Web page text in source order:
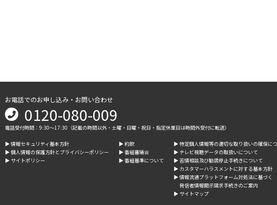
お電話でのお申し込み・お問い合わせ
0120-080-009
電話受付時間：9:30～17:30（記載の時間以外・土曜・日曜・祝日・指定休業日は時間外受付に転送）
▶︎ 情報セキュリティ基本方針
▶︎ 個人情報の保護方針とプライバシーポリシー
▶︎ サイトポリシー
▶︎ 約款
▶︎ 番組審議会
▶︎ 番組基準について
▶︎ 特定個人情報等の適切な取り扱いの確保に
▶︎ テレビ視聴データの取扱いについて
▶︎ 苦情相談及び勧誘停止手続きについて
▶︎ カスタマーハラスメントに対する基本方針
▶︎ 情報流通プラットフォーム対処法に基づく
発信者情報開示請求手続きのご案内
▶︎ サイトマップ